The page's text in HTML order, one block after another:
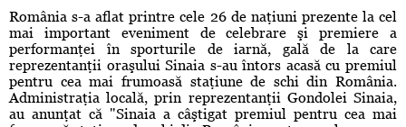
România s-a aflat printre cele 26 de naţiuni prezente la cel
mai important eveniment de celebrare şi premiere a
performanţei în sporturile de iarnă, gală de la care
reprezentanţii oraşului Sinaia s-au întors acasă cu premiul
pentru cea mai frumoasă staţiune de schi din România.
Administraţia locală, prin reprezentanţii Gondolei Sinaia,
au anunţat că "Sinaia a câştigat premiul pentru cea mai